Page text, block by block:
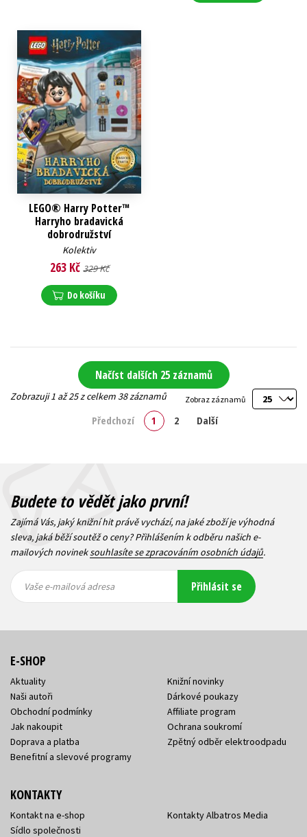
LEGO® Harry Potter™
Harryho bradavická
dobrodružství
Kolektiv
263 Kč 329 Kč
Do košíku
Načíst dalších 25 záznamů
Zobraz záznamů
Zobrazuji 1 až 25 z celkem 38 záznamů
Předchozí 1 2 Další
Budete to vědět jako první!
Zajímá Vás, jaký knižní hit právě vychází, na jaké zboží je výhodná
sleva, jaká běží soutěž o ceny? Přihlášením k odběru našich e-
mailových novineksouhlasíte se zpracováním osobních údajů.
mailová
mailová
Vaše e-mailová adresa Přihlásit se
E-SHOP
Aktuality
Naši autoři
Obchodní podmínky
Jak nakoupit
Doprava a platba
Benefitní a slevové programy
Knižní novinky
Dárkové poukazy
Affiliate program
Ochrana soukromí
Zpětný odběr elektroodpadu
KONTAKTY
Kontakt na e-shop
Sídlo společnosti
Kontakty Albatros Media